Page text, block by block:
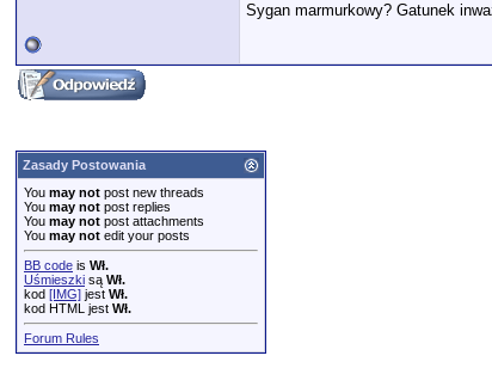
Sygan marmurkowy? Gatunek
Zasady Postowania
You may not post new threads
You may not post replies
You may not post attachments
You may not edit your posts
BB code is Wł.
Uśmieszki są Wł.
kod [IMG] jest Wł.
kod HTML jest Wł.
Forum Rules